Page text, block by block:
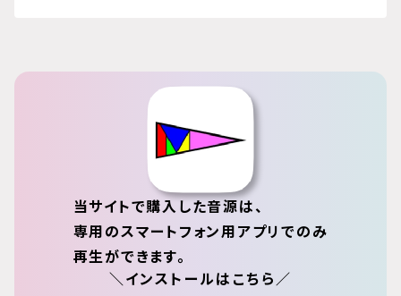
当サイトで購入した音源は、
専用のスマートフォン用アプリでのみ
再生ができます。
＼インストールはこちら／